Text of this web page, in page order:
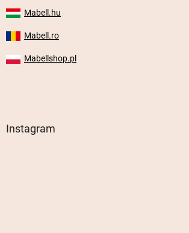
Mabell.hu
Mabell.ro
Mabellshop.pl
Instagram